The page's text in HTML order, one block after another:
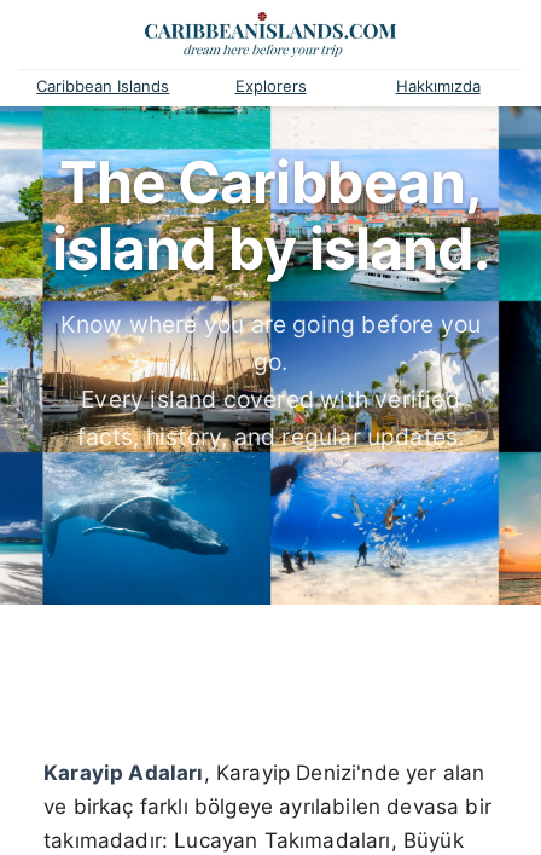
Caribbean Islands Explorers Hakkımızda
The Caribbean,
island by island.
Know where you are going before you
go.
Every island covered with verified
facts, history, and regular updates.
Karayip Adaları, Karayip Denizi'nde yer alan
ve birkaç farklı bölgeye ayrılabilen devasa bir
takımadadır: Lucayan Takımadaları, Büyük